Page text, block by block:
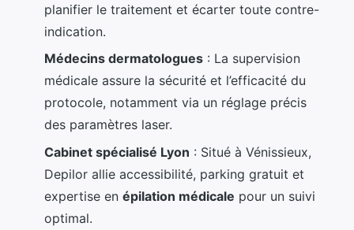
planifier le traitement et écarter toute contre-
indication.
Médecins dermatologues : La supervision
médicale assure la sécurité et l’efficacité du
protocole, notamment via un réglage précis
des paramètres laser.
Cabinet spécialisé Lyon : Situé à Vénissieux,
Depilor allie accessibilité, parking gratuit et
expertise en épilation médicale pour un suivi
optimal.